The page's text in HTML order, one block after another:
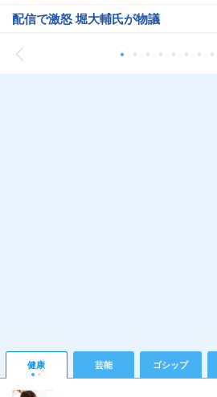
配信で激怒 堀大輔氏が物議
健康 芸能 ゴシップ